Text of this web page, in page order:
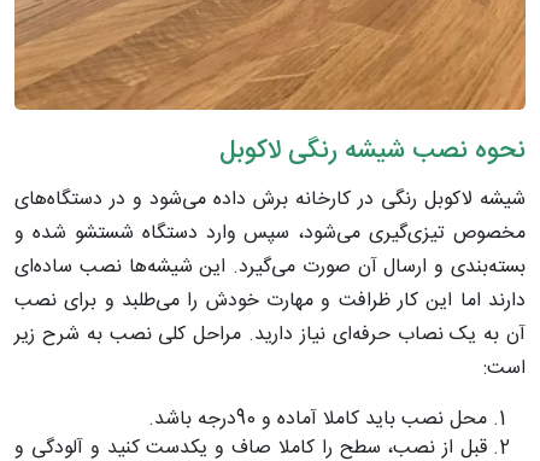
نحوه نصب شیشه رنگی لاکوبل
شیشه لاکوبل رنگی در کارخانه برش داده می‌شود و در دستگاه‌های
مخصوص تیزی‌گیری می‌شود، سپس وارد دستگاه شستشو شده و
بسته‌بندی و ارسال آن صورت می‌گیرد. این شیشه‌ها نصب ساده‌ای
دارند اما این کار ظرافت و مهارت خودش را می‌طلبد و برای نصب
آن به یک نصاب حرفه‌ای نیاز دارید. مراحل کلی نصب به شرح زیر
است:
محل نصب باید کاملا آماده و 90درجه باشد.
قبل از نصب، سطح را کاملا صاف و یکدست کنید و آلودگی و